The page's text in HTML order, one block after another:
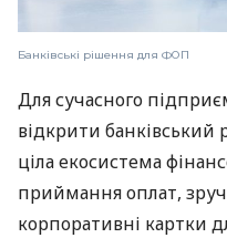
Банківські рішення для ФОП
Для сучасного
відкрити банківський
ціла екосистема
приймання оплат,
корпоративні картки